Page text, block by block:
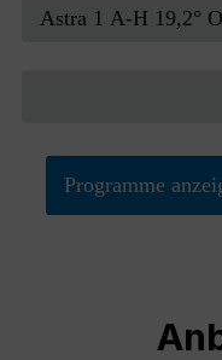
Programme